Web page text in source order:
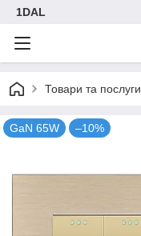
1DAL
Товари та послуги
GaN 65W –10%